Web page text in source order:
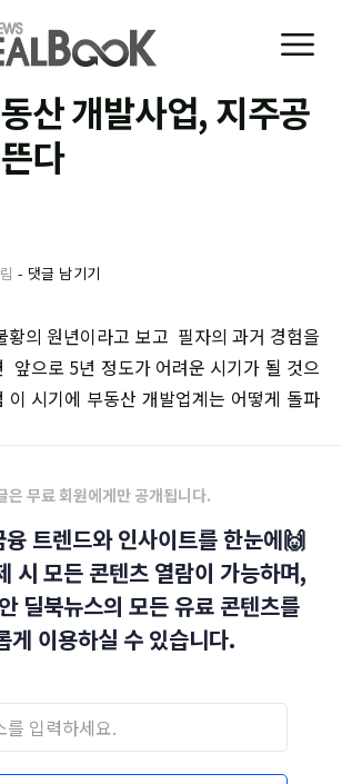
산 개발사업, 지주공
다
- 댓글 남기기
황의 원년이라고 보고 필자의 과거 경험을
앞으로 5년 정도가 어려운 시기가 될 것으
시기에 부동산 개발업계는 어떻게 돌파
은 무료 회원에게만 공개됩니다.
트렌드와 인사이트를 한눈에🙌
시 모든 콘텐츠 열람이 가능하며,
딜북뉴스의 모든 유료 콘텐츠를
게 이용하실 수 있습니다.